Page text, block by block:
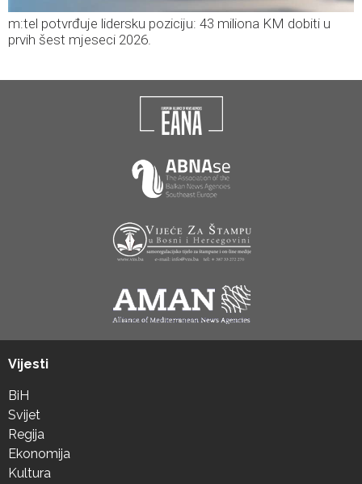
m:tel potvrđuje lidersku poziciju: 43 miliona KM dobiti u
prvih šest mjeseci 2026.
Vijesti
BiH
Svijet
Regija
Ekonomija
Kultura